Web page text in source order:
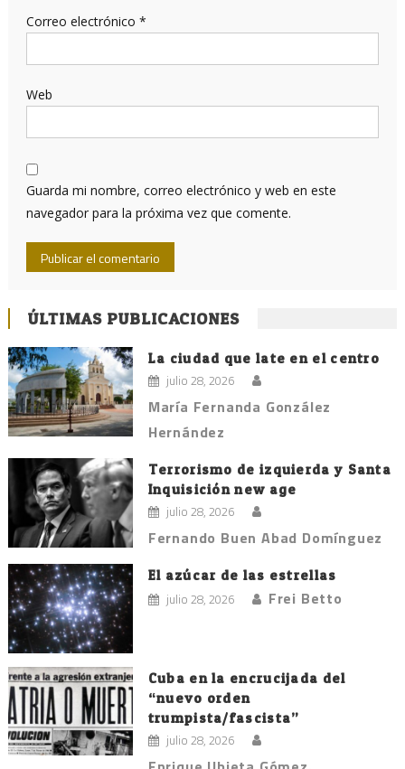
Correo electrónico *
Web
Guarda mi nombre, correo electrónico y web en este
navegador para la próxima vez que comente.
ÚLTIMAS PUBLICACIONES
La ciudad que late en el centro
julio 28, 2026
María Fernanda González
Hernández
Terrorismo de izquierda y Santa
Inquisición new age
julio 28, 2026
Fernando Buen Abad Domínguez
El azúcar de las estrellas
julio 28, 2026 Frei Betto
Cuba en la encrucijada del
“nuevo orden
trumpista/fascista”
julio 28, 2026